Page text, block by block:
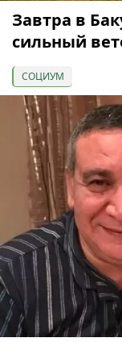
Завтра в
сильный
СОЦИУМ